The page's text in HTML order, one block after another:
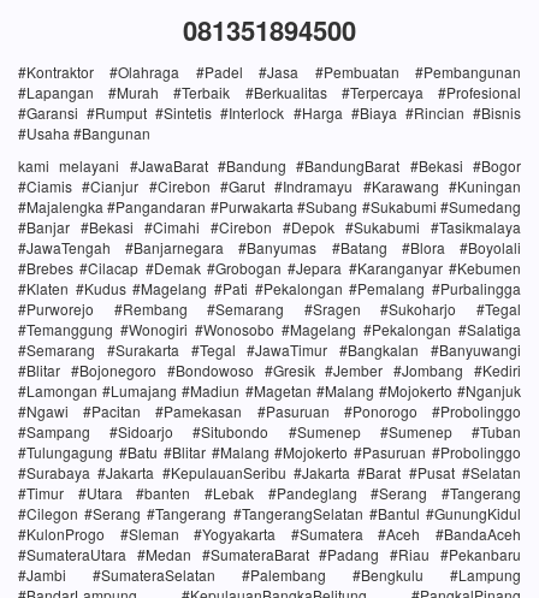
081351894500
#Kontraktor #Olahraga #Padel #Jasa #Pembuatan #Pembangunan
#Lapangan #Murah #Terbaik #Berkualitas #Terpercaya #Profesional
#Garansi #Rumput #Sintetis #Interlock #Harga #Biaya #Rincian #Bisnis
#Usaha #Bangunan
kami melayani #JawaBarat #Bandung #BandungBarat #Bekasi #Bogor
#Ciamis #Cianjur #Cirebon #Garut #Indramayu #Karawang #Kuningan
#Majalengka #Pangandaran #Purwakarta #Subang #Sukabumi #Sumedang
#Banjar #Bekasi #Cimahi #Cirebon #Depok #Sukabumi #Tasikmalaya
#JawaTengah #Banjarnegara #Banyumas #Batang #Blora #Boyolali
#Brebes #Cilacap #Demak #Grobogan #Jepara #Karanganyar #Kebumen
#Klaten #Kudus #Magelang #Pati #Pekalongan #Pemalang #Purbalingga
#Purworejo #Rembang #Semarang #Sragen #Sukoharjo #Tegal
#Temanggung #Wonogiri #Wonosobo #Magelang #Pekalongan #Salatiga
#Semarang #Surakarta #Tegal #JawaTimur #Bangkalan #Banyuwangi
#Blitar #Bojonegoro #Bondowoso #Gresik #Jember #Jombang #Kediri
#Lamongan #Lumajang #Madiun #Magetan #Malang #Mojokerto #Nganjuk
#Ngawi #Pacitan #Pamekasan #Pasuruan #Ponorogo #Probolinggo
#Sampang #Sidoarjo #Situbondo #Sumenep #Sumenep #Tuban
#Tulungagung #Batu #Blitar #Malang #Mojokerto #Pasuruan #Probolinggo
#Surabaya #Jakarta #KepulauanSeribu #Jakarta #Barat #Pusat #Selatan
#Timur #Utara #banten #Lebak #Pandeglang #Serang #Tangerang
#Cilegon #Serang #Tangerang #TangerangSelatan #Bantul #GunungKidul
#KulonProgo #Sleman #Yogyakarta #Sumatera #Aceh #BandaAceh
#SumateraUtara #Medan #SumateraBarat #Padang #Riau #Pekanbaru
#Jambi #SumateraSelatan #Palembang #Bengkulu #Lampung